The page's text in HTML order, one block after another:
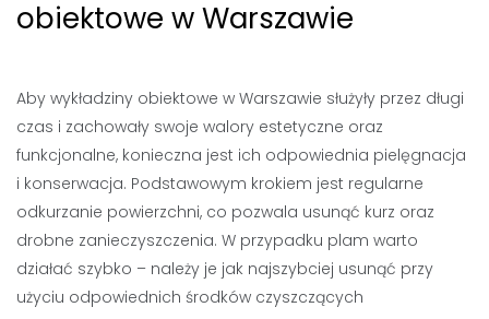
obiektowe w Warszawie
Aby wykładziny obiektowe w Warszawie służyły przez długi
czas i zachowały swoje walory estetyczne oraz
funkcjonalne, konieczna jest ich odpowiednia pielęgnacja
i konserwacja. Podstawowym krokiem jest regularne
odkurzanie powierzchni, co pozwala usunąć kurz oraz
drobne zanieczyszczenia. W przypadku plam warto
działać szybko – należy je jak najszybciej usunąć przy
użyciu odpowiednich środków czyszczących